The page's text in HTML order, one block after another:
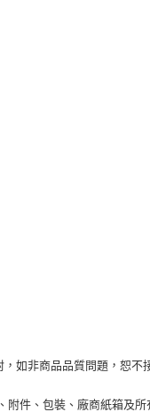
如非商品品質問題，恕不
件、包裝、廠商紙箱及